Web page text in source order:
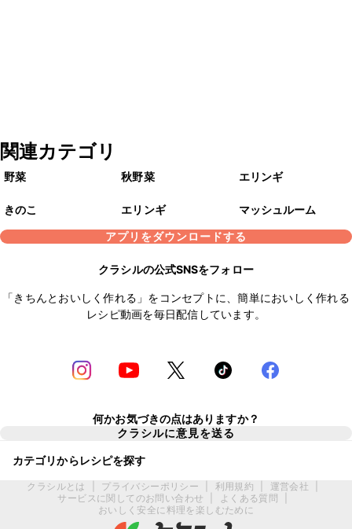
関連カテゴリ
野菜 秋野菜 エリンギ
きのこ エリンギ
マッシュルーム
アプリをダウンロードする
クラシルの公式SNSをフォロー
「きちんとおいしく作れる」をコンセプトに、簡単においしく作れる
レシピ動画を毎日配信しています。
何かお気づきの点はありますか？
クラシルに意見を送る
カテゴリからレシピを探す
クラシルとは プライバシーポリシー 利用規約 運営会社
サービスに関してのお問い合わせ
よくある質問
おいしく安全に料理を楽しむために